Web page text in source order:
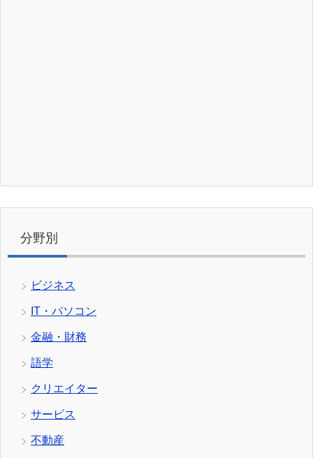
分野別
ビジネス
IT・パソコン
金融・財務
語学
クリエイター
サービス
不動産